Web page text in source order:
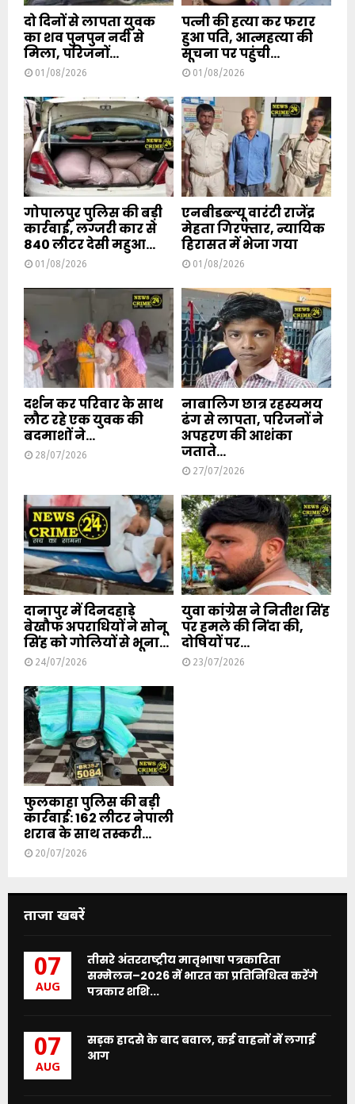
दो दिनों से लापता युवक
का शव पुनपुन नदी से
मिला, परिजनों...
01/08/2026
पत्नी की हत्या कर फरार
हुआ पति, आत्महत्या की
सूचना पर पहुंची...
01/08/2026
गोपालपुर पुलिस की बड़ी
कार्रवाई, लग्जरी कार से
840 लीटर देसी महुआ...
01/08/2026
एनबीडब्ल्यू वारंटी राजेंद्र
मेहता गिरफ्तार, न्यायिक
हिरासत में भेजा गया
01/08/2026
दर्शन कर परिवार के साथ
लौट रहे एक युवक की
बदमाशों ने...
28/07/2026
नाबालिग छात्र रहस्यमय
ढंग से लापता, परिजनों ने
अपहरण की आशंका
जताते...
27/07/2026
दानापुर में दिनदहाड़े
बेखौफ अपराधियों ने सोनू
सिंह को गोलियों से भूना...
24/07/2026
युवा कांग्रेस ने नितीश सिंह
पर हमले की निंदा की,
दोषियों पर...
23/07/2026
फुलकाहा पुलिस की बड़ी
कार्रवाई: 162 लीटर नेपाली
शराब के साथ तस्करी...
20/07/2026
ताजा खबरें
07
AUG
तीसरे अंतरराष्ट्रीय मातृभाषा पत्रकारिता
सम्मेलन–2026 में भारत का प्रतिनिधित्व करेंगे
पत्रकार शशि...
07
AUG
सड़क हादसे के बाद बवाल, कई वाहनों में लगाई
आग